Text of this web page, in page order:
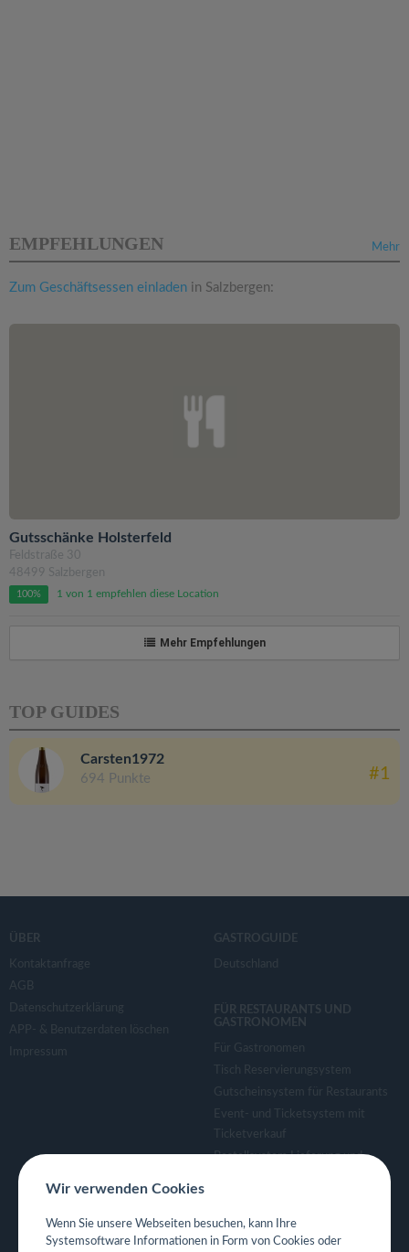
Mehr
EMPFEHLUNGEN
Zum Geschäftsessen einladen in Salzbergen:
Gutsschänke Holsterfeld
Feldstraße 30
48499 Salzbergen
100% 1 von 1 empfehlen diese Location
Mehr Empfehlungen
TOP GUIDES
Carsten1972
694 Punkte #1
ÜBER
Kontaktanfrage
AGB
Datenschutzerklärung
APP- & Benutzerdaten löschen
Impressum
GASTROGUIDE
Deutschland
FÜR RESTAURANTS UND
GASTRONOMEN
Für Gastronomen
Tisch Reservierungsystem
Gutscheinsystem für Restaurants
Event- und Ticketsystem mit
Ticketverkauf
Bestellsystem Lieferung und
Eigene App für Restaurant
Wir verwenden Cookies
Wenn Sie unsere Webseiten besuchen, kann Ihre
Systemsoftware Informationen in Form von Cookies oder